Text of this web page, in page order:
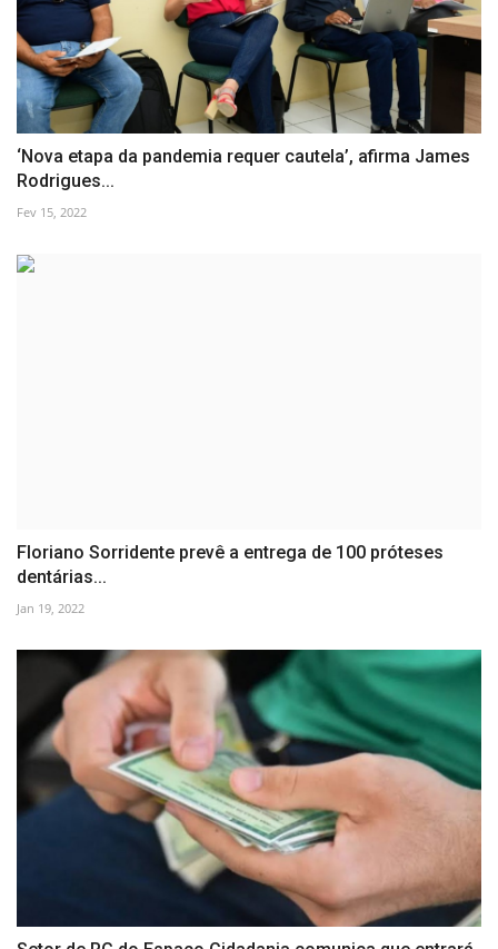
‘Nova etapa da pandemia requer cautela’, afirma James
Rodrigues...
Fev 15, 2022
Floriano Sorridente prevê a entrega de 100 próteses
dentárias...
Jan 19, 2022